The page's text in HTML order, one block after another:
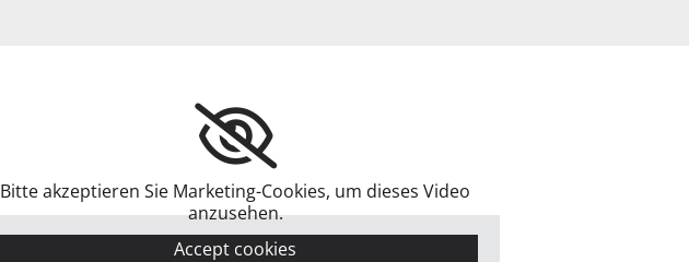
Bitte akzeptieren Sie Marketing-Cookies, um dieses Video
anzusehen.
Accept cookies